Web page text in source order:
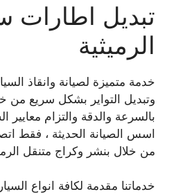
تبديل اطارات
الرميثية
خدمة متميزة لصيانة وانقاذ
وتبديل التواير بشكل سريع من
بالسرعة والدقة والتزام معايير
اسس الصيانة الحديثة ، فقط
من خلال بنشر وكراج متنقل
خدماتنا مقدمة لكافة انواع